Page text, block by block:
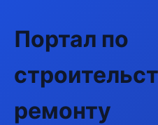
Портал по
ремонту